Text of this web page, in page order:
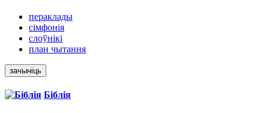
пераклады
сімфонія
слоўнікі
план чытання
зачыніць
Біблія